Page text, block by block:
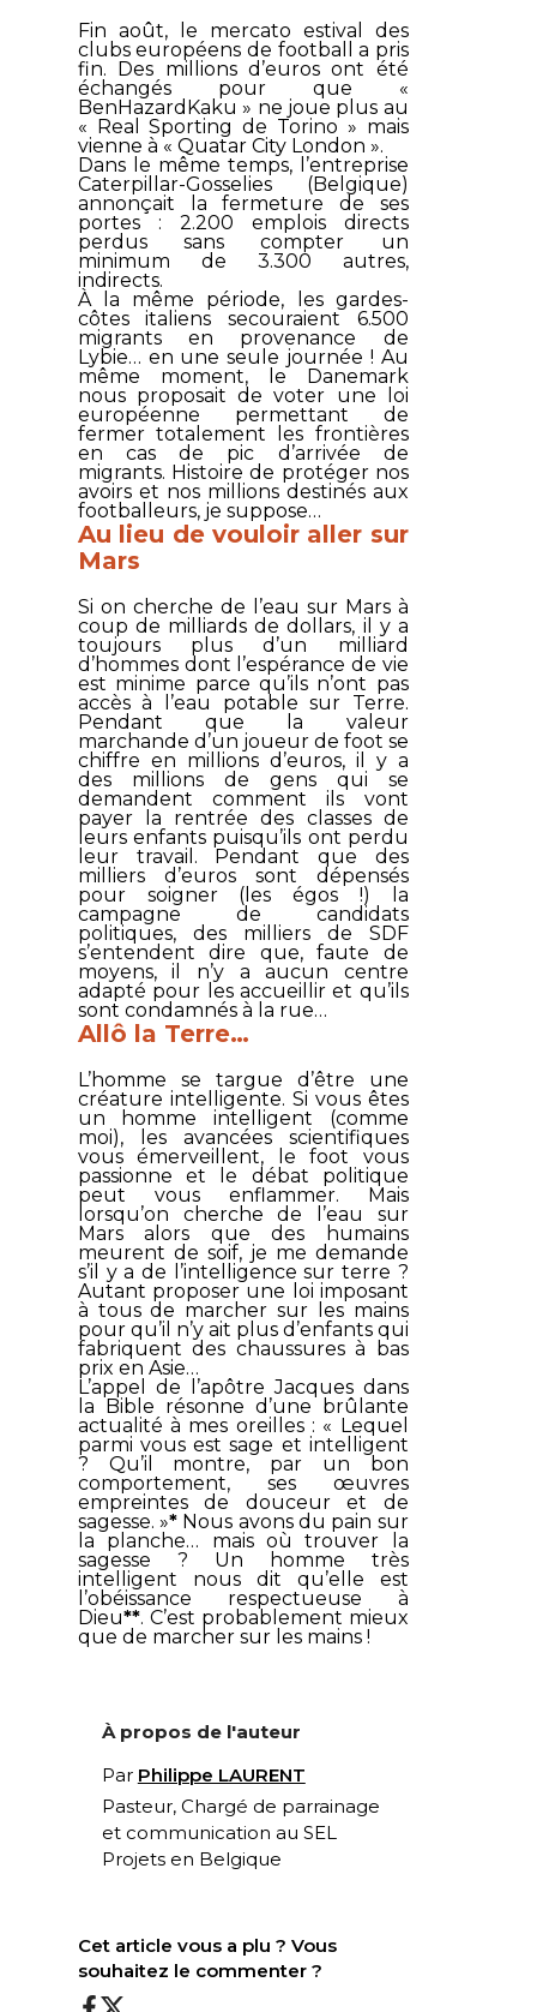
Fin août, le mercato estival des
clubs européens de football a pris
fin. Des millions d’euros ont été
échangés pour que «
BenHazardKaku » ne joue plus au
« Real Sporting de Torino » mais
vienne à « Quatar City London ».
Dans le même temps, l’entreprise
Caterpillar-Gosselies(Belgique)
annonçait la fermeture de ses
portes : 2.200 emplois directs
perdus sans compter un
minimum de 3.300 autres,
indirects.
À la même période, les gardes-
côtes italiens secouraient 6.500
migrants en provenance de
Lybie… en une seule journée ! Au
même moment, le Danemark
nous proposait de voter une loi
européenne permettant de
fermer totalement les frontières
en cas de pic d’arrivée de
migrants. Histoire de protéger nos
avoirs et nos millions destinés aux
footballeurs, je suppose…
Au lieu de vouloir aller sur
Mars
Si on cherche de l’eau sur Mars à
coup de milliards de dollars, il y a
toujours plus d’un milliard
d’hommes dont l’espérance de vie
est minime parce qu’ils n’ont pas
accès à l’eau potable sur Terre.
Pendant que la valeur
marchande d’un joueur de foot se
chiffre en millions d’euros, il y a
des millions de gens qui se
demandent comment ils vont
payer la rentrée des classes de
leurs enfants puisqu’ils ont perdu
leur travail. Pendant que des
milliers d’euros sont dépensés
pour soigner (les égos !) la
campagne de candidats
politiques, des milliers de SDF
s’entendent dire que, faute de
moyens, il n’y a aucun centre
adapté pour les accueillir et qu’ils
sont condamnés à la rue…
Allô la Terre…
L’homme se targue d’être une
créature intelligente. Si vous êtes
un homme intelligent (comme
moi), les avancées scientifiques
vous émerveillent, le foot vous
passionne et le débat politique
peut vous enflammer. Mais
lorsqu’on cherche de l’eau sur
Mars alors que des humains
meurent de soif, je me demande
s’il y a de l’intelligence sur terre ?
Autant proposer une loi imposant
à tous de marcher sur les mains
pour qu’il n’y ait plus d’enfants qui
fabriquent des chaussures à bas
prix en Asie…
L’appel de l’apôtre Jacques dans
la Bible résonne d’une brûlante
actualité à mes oreilles : « Lequel
parmi vous est sage et intelligent
? Qu’il montre, par un bon
comportement, ses œuvres
empreintes de douceur et de
sagesse. »* Nous avons du pain sur
la planche… mais où trouver la
sagesse ? Un homme très
intelligent nous dit qu’elle est
l’obéissance respectueuse à
Dieu**. C’est probablement mieux
que de marcher sur les mains !
À propos de l'auteur
Par Philippe LAURENT
Pasteur, Chargé de parrainage
et communication au SEL
Projetsen Belgique
Cet article vous a plu ? Vous
souhaitez le commenter ?